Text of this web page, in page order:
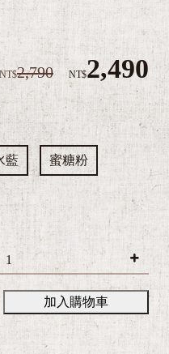
e
B
a
2,790 2,490
藍 蜜糖粉
加入購物車